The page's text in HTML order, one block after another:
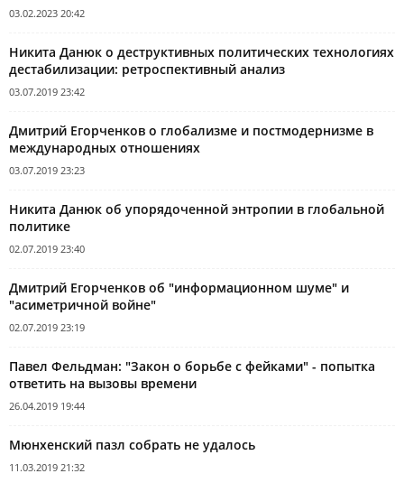
03.02.2023 20:42
Никита Данюк о деструктивных политических технологиях
дестабилизации: ретроспективный анализ
03.07.2019 23:42
Дмитрий Егорченков о глобализме и постмодернизме в
международных отношениях
03.07.2019 23:23
Никита Данюк об упорядоченной энтропии в глобальной
политике
02.07.2019 23:40
Дмитрий Егорченков об "информационном шуме" и
"асиметричной войне"
02.07.2019 23:19
Павел Фельдман: "Закон о борьбе с фейками" - попытка
ответить на вызовы времени
26.04.2019 19:44
Мюнхенский пазл собрать не удалось
11.03.2019 21:32